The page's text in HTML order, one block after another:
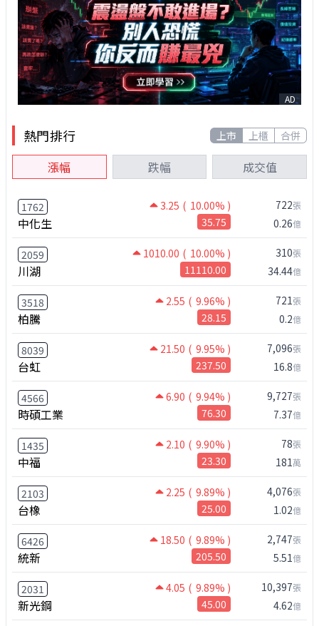
AD
熱門排行 上市 上櫃 合併
漲幅 跌幅 成交值
1762 3.25 ( 10.00% )
中化生 35.75
722張
0.26億
2059 1010.00 ( 10.00% )
川湖 11110.00
310張
34.44億
3518 2.55 ( 9.96% )
柏騰 28.15
721張
0.2億
8039 21.50 ( 9.95% )
台虹 237.50
7,096張
16.8億
4566 6.90 ( 9.94% )
時碩工業 76.30
9,727張
7.37億
1435 2.10 ( 9.90% )
中福 23.30
78張
181萬
2103 2.25 ( 9.89% )
台橡 25.00
4,076張
1.02億
6426 18.50 ( 9.89% )
統新 205.50
2,747張
5.51億
2031 4.05 ( 9.89% )
新光鋼 45.00
10,397張
4.62億